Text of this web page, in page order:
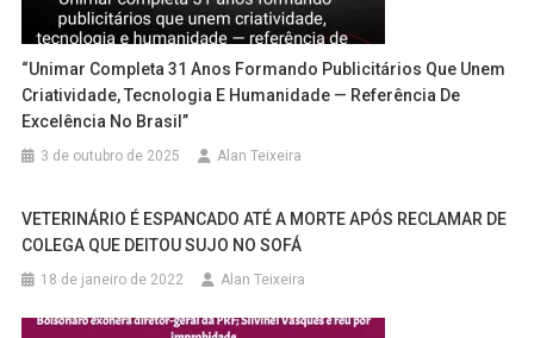
“Unimar Completa 31 Anos Formando Publicitários Que Unem
Criatividade, Tecnologia E Humanidade — Referência De
Excelência No Brasil”
3 de outubro de 2025 Alan Teixeira
VETERINÁRIO É ESPANCADO ATÉ A MORTE APÓS RECLAMAR DE
COLEGA QUE DEITOU SUJO NO SOFÁ
18 de janeiro de 2022 Alan Teixeira